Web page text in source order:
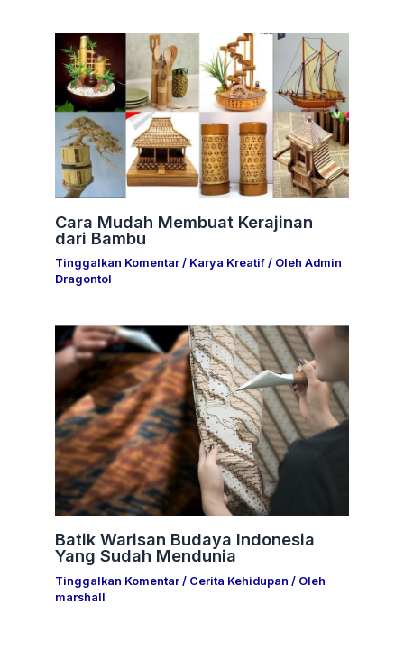
Cara Mudah Membuat Kerajinan
dari Bambu
Tinggalkan Komentar / Karya Kreatif / OlehAdmin
Dragontol
Batik Warisan Budaya Indonesia
Yang Sudah Mendunia
Tinggalkan Komentar / Cerita Kehidupan / Oleh
marshall